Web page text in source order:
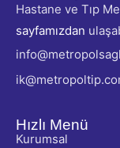
Hastane ve Tıp
sayfamızdan
Hızlı Menü
Kurumsal